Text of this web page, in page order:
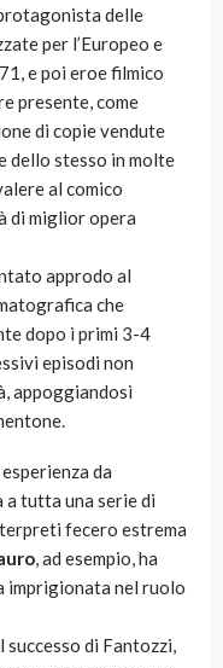
delle
per l’Europeo e
e poi eroe filmico
presente, come
di copie vendute
dello stesso in molte
al comico
di miglior opera
approdo al
che
dopo i primi 3-4
episodi non
appoggiandosi
da
a tutta una serie di
fecero estrema
, ad esempio, ha
imprigionata nel ruolo
di Fantozzi,